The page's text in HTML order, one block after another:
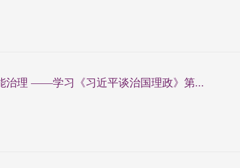
治理 ——学习《习近平谈治国理政》第...